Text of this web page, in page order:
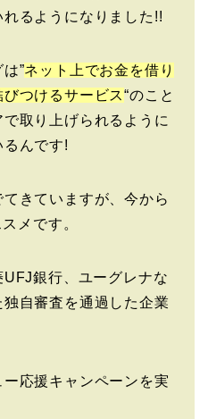
るようになりました!!
”ネット上でお金を借り
つけるサービス“のこと
取り上げられるように
んです!
きていますが、今から
メです。
銀行、ユーグレナな
自審査を通過した企業
応援キャンペーンを実